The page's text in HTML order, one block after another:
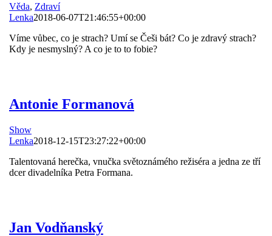
Věda, Zdraví
Lenka2018-06-07T21:46:55+00:00
Víme vůbec, co je strach? Umí se Češi bát? Co je zdravý strach?
Kdy je nesmyslný? A co je to to fobie?
Antonie Formanová
Show
Lenka2018-12-15T23:27:22+00:00
Talentovaná herečka, vnučka světoznámého režiséra a jedna ze tří
dcer divadelníka Petra Formana.
Jan Vodňanský